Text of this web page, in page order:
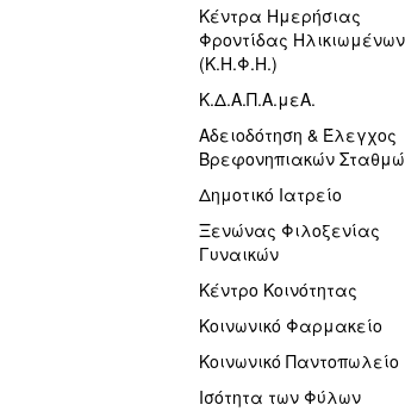
Κέντρα Ημερήσιας
Φροντίδας Ηλικιωμένων
(Κ.Η.Φ.Η.)
Κ.Δ.Α.Π.Α.μεΑ.
Αδειοδότηση & Έλεγχος
Βρεφονηπιακών
Δημοτικό Ιατρείο
Ξενώνας Φιλοξενίας
Γυναικών
Κέντρο Κοινότητας
Κοινωνικό Φαρμακείο
Κοινωνικό Παντοπωλείο
Ισότητα των Φύλων